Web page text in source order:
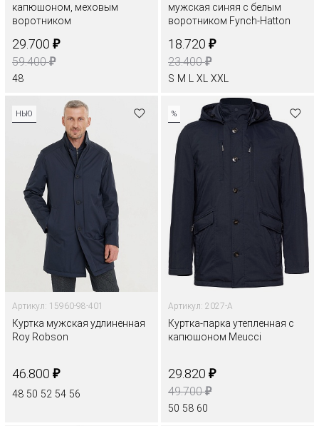
капюшоном, меховым
воротником
29.700 ₽
59.400₽
48
мужская синяя с белым
воротником Fynch-Hatton
18.720 ₽
23.400₽
S M XL XXL
НЬЮ
Артикул: 15960-98-401
Куртка мужская удлиненная
Roy Robson
46.800 ₽
48 50 52 54 56
%
Артикул: 2027-A
Куртка-парка утепленная с
капюшоном Meucci
29.820 ₽
49.700₽
50 58 60